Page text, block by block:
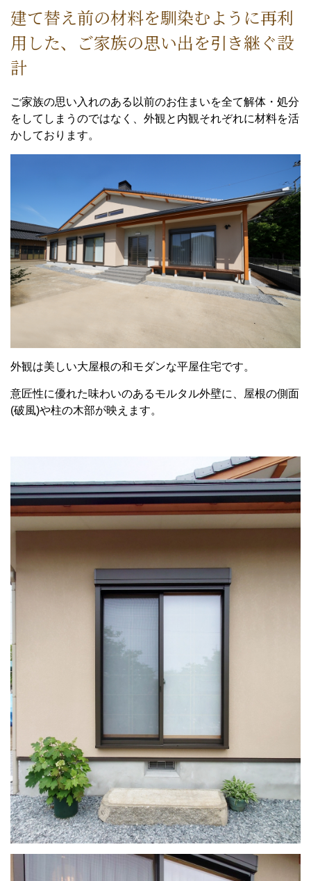
建て替え前の材料を馴染むように再利
用した、ご家族の思い出を引き継ぐ設
計
ご家族の思い入れのある以前のお住まいを全て解体・処分
をしてしまうのではなく、外観と内観それぞれに材料を活
かしております。
外観は美しい大屋根の和モダンな平屋住宅です。
意匠性に優れた味わいのあるモルタル外壁に、屋根の側面
(破風)や柱の木部が映えます。